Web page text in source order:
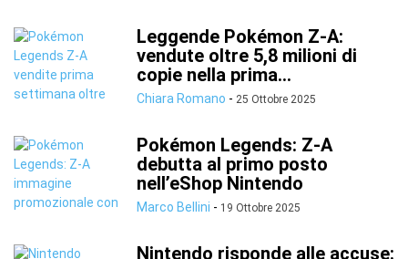
Leggende Pokémon Z-A:
vendute oltre 5,8 milioni di
copie nella prima...
Chiara Romano - 25 Ottobre 2025
Pokémon Legends: Z-A
debutta al primo posto
nell’eShop Nintendo
Marco Bellini - 19 Ottobre 2025
Nintendo risponde alle accuse: